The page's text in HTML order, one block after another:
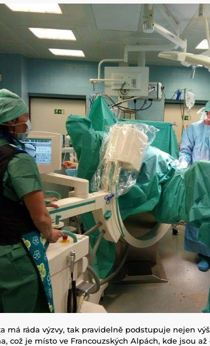
má ráda výzvy, tak pravidelně podstupuje nejen
což je místo ve Francouzských Alpách, kde jsou